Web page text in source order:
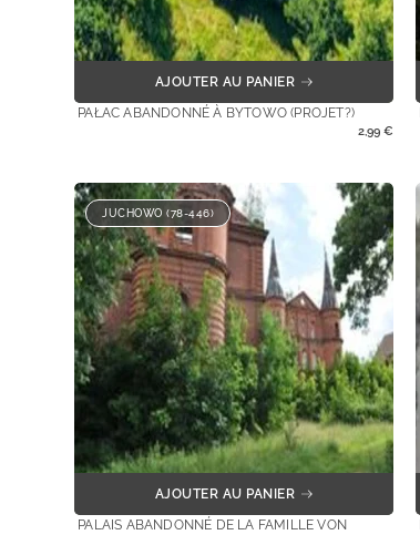
AJOUTER AU PANIER
PAŁAC ABANDONNÉ À BYTOWO (PROJET?)
2,99 €
JUCHOWO (78-446)
AJOUTER AU PANIER
PALAIS ABANDONNÉ DE LA FAMILLE VON